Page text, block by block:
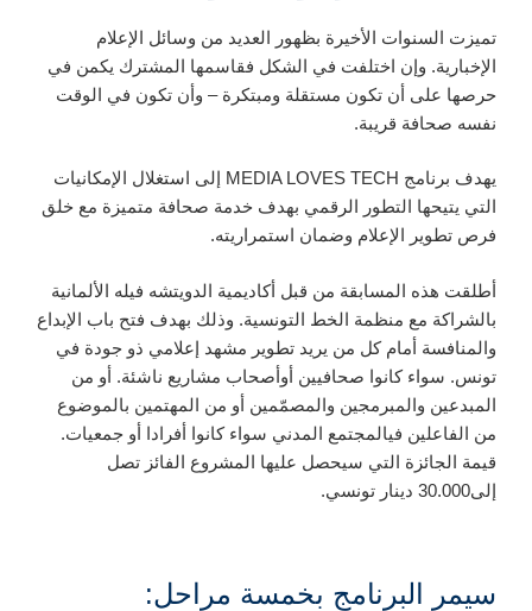
تميزت السنوات الأخيرة بظهور العديد من وسائل الإعلام
الإخبارية. وإن اختلفت في الشكل فقاسمها المشترك يكمن في
حرصها على أن تكون مستقلة ومبتكرة – وأن تكون في الوقت
نفسه صحافة قريبة.
يهدف برنامج MEDIA LOVES TECH إلى استغلال الإمكانيات
التي يتيحها التطور الرقمي بهدف خدمة صحافة متميزة مع خلق
فرص تطوير الإعلام وضمان استمراريته.
أطلقت هذه المسابقة من قبل أكاديمية الدويتشه فيله الألمانية
بالشراكة مع منظمة الخط التونسية. وذلك بهدف فتح باب الإبداع
والمنافسة أمام كل من يريد تطوير مشهد إعلامي ذو جودة في
تونس. سواء كانوا صحافيين أوأصحاب مشاريع ناشئة. أو من
المبدعين والمبرمجين والمصمّمين أو من المهتمين بالموضوع
من الفاعلين فيالمجتمع المدني سواء كانوا أفرادا أو جمعيات.
قيمة الجائزة التي سيحصل عليها المشروع الفائز تصل
إلى30.000 دينار تونسي .
سيمر البرنامج بخمسة مراحل: